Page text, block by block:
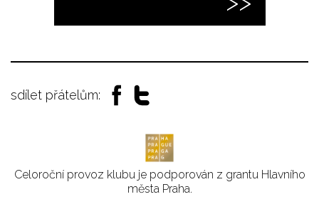
sdílet přátelům:
Celoroční provoz klubu je podporován z grantu Hlavního
města Praha.